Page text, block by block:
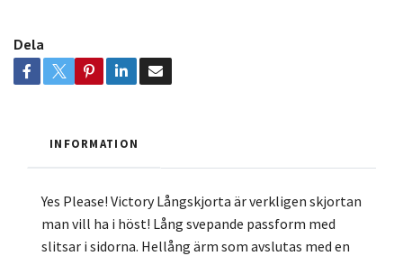
Dela
INFORMATION
Yes Please! Victory Långskjorta är verkligen skjortan
man vill ha i höst! Lång svepande passform med
slitsar i sidorna. Hellång ärm som avslutas med en